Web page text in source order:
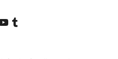
account
TikTok
our YouTube channel
Visitez notre compte Tumblr